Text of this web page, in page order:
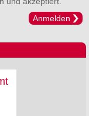
Anmelden